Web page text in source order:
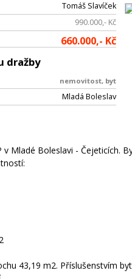
Tomáš Slavíček
990.000,- Kč
660.000,- Kč
dražby
nemovitost, byt
Mladá Boleslav
v Mladé Boleslavi - Čejeticích.
43,19 m2. Příslušenstvím